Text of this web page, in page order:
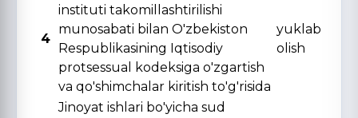
4
instituti takomillashtirilishi
munosabati bilan O'zbekiston
Respublikasining Iqtisodiy
protsessual kodeksiga o'zgartish
va qo'shimchalar kiritish to'g'risida
yuklab
olish
Jinoyat ishlari bo'yicha sud